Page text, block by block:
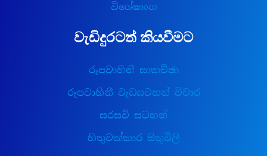
විශේෂාංග
වැඩිදුරටත් කියවීමට
රූපවාහිනී සාකච්ඡා
රූපවාහිනී වැඩසටහන් විචාර
සරසවි සටහන්
හිතුවක්කාර සිතුවිලි